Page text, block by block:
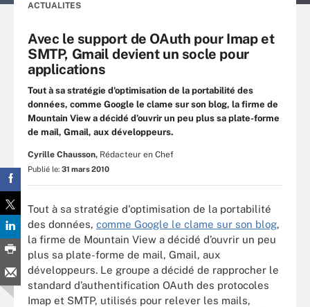
ACTUALITES
Avec le support de OAuth pour Imap et
SMTP, Gmail devient un socle pour
applications
Tout à sa stratégie d'optimisation de la portabilité des
données, comme Google le clame sur son blog, la firme de
Mountain View a décidé d’ouvrir un peu plus sa plate-forme
de mail, Gmail, aux développeurs.
Cyrille Chausson, Rédacteur en Chef
Publié le: 31 mars 2010
Tout à sa stratégie d'optimisation de la portabilité
des données, comme Google le clame sur son blog,
la firme de Mountain View a décidé d’ouvrir un peu
plus sa plate-forme de mail, Gmail, aux
développeurs. Le groupe a décidé de rapprocher le
standard d’authentification OAuth des protocoles
Imap et SMTP, utilisés pour relever les mails,